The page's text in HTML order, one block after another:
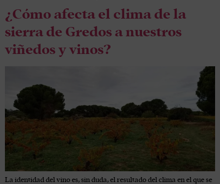
¿Cómo afecta el clima de la
sierra de Gredos a nuestros
viñedos y vinos?
La identidad del vino es, sin duda, el resultado del clima en el que se